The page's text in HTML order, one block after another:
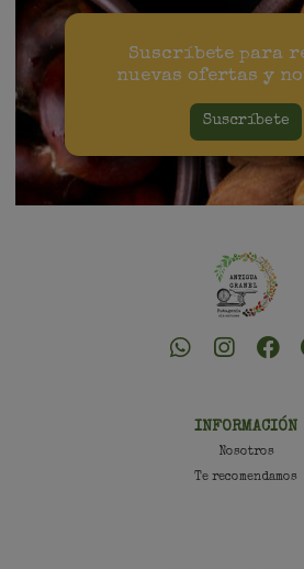
Suscríbete para
nuevas ofertas y
Suscríbete
INFORMACIÓN
Nosotros
Te recomendamos